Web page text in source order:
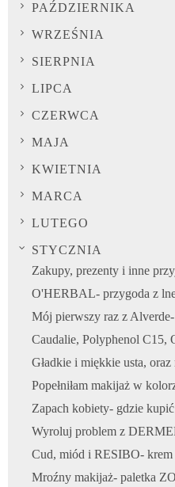
PAŹDZIERNIKA
WRZEŚNIA
SIERPNIA
LIPCA
CZERWCA
MAJA
KWIETNIA
MARCA
LUTEGO
STYCZNIA
Zakupy, prezenty i inne
O'HERBAL- przygoda z
Mój pierwszy raz z Alverde-
Caudalie, Polyphenol C15,
Gładkie i miękkie usta,
Popełniłam makijaż w
Zapach kobiety- gdzie
Wyroluj problem z
Cud, miód i RESIBO- krem
Mroźny makijaż- paletka